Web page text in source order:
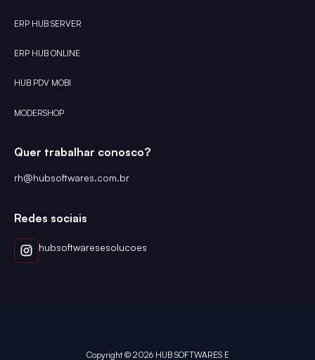
ERP HUB SERVER
ERP HUB ONLINE
HUB PDV MOBI
MODERSHOP
Quer trabalhar conosco?
rh@hubsoftwares.com.br
Redes sociais
hubsoftwaresesolucoes
Copyright © 2026 HUB SOFTWARES E